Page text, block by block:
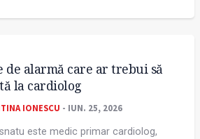
de alarmă care ar trebui să
la cardiolog
IONESCU - IUN. 25, 2026
este medic primar cardiolog,